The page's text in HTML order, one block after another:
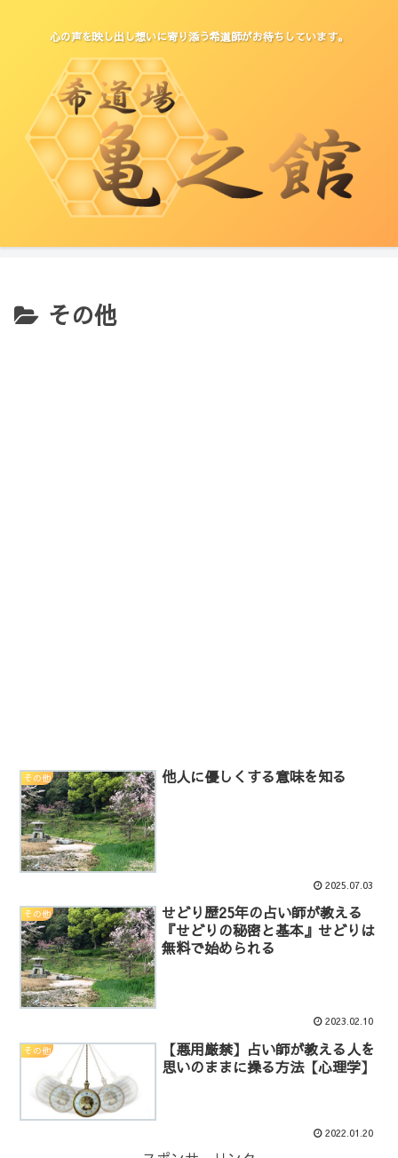
心の声を映し出し想いに寄り添う希道師がお待ちしています。
その他
その他 他人に優しくする意味を知る
2025.07.03
その他
せどり歴25年の占い師が教える
『せどりの秘密と基本』せどりは
無料で始められる
2023.02.10
その他
【悪用厳禁】占い師が教える人を
思いのままに操る方法【心理学】
2022.01.20